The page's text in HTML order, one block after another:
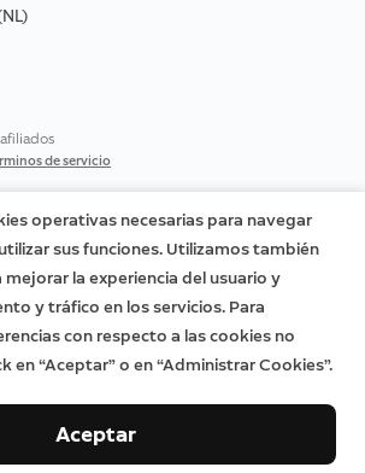
de servicio
operativas necesarias para navegar
sus funciones. Utilizamos también
la experiencia del usuario y
y tráfico en los servicios. Para
con respecto a las cookies no
en “Aceptar” o en “Administrar Cookies”.
Aceptar